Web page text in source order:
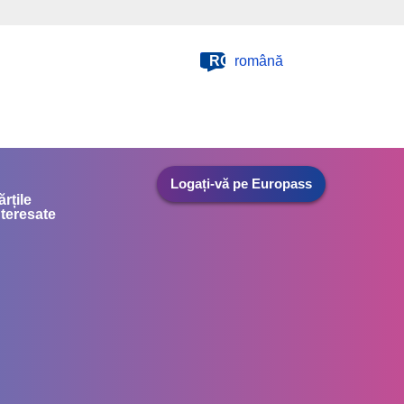
RO română
Logați-vă pe Europass